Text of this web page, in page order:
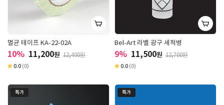
멸균 테이프 KA-22-02A
10% 11,200원 12,400원
0.0 (0)
Bel-Art 라벨 광구 세척병
9% 11,500원 12,700원
0.0 (0)
특가 특가